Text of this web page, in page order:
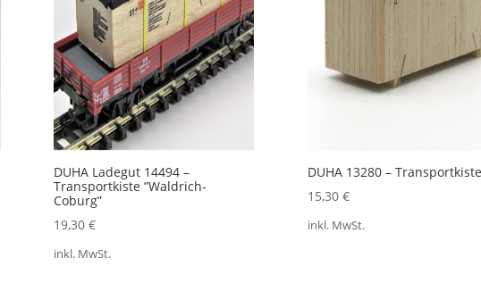
DUHA Ladegut 14494 –
Transportkiste ”Waldrich-
Coburg”
19,30 €
inkl. MwSt.
DUHA 13280 – Transportkiste
15,30 €
inkl. MwSt.